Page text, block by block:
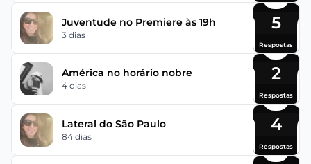
Juventude no Premiere às 19h
3 dias
5
Respostas
América no horário nobre
4 dias
2
Respostas
Lateral do São Paulo
84 dias
4
Respostas